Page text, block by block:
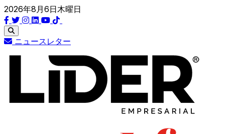
2026年8月6日木曜日
ニュースレター